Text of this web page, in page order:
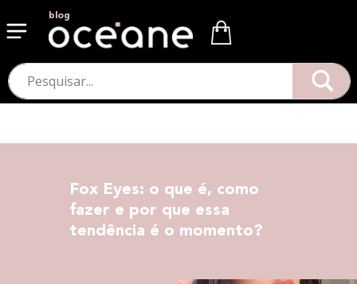
blog
Fox Eyes: o que é, como
fazer e por que essa
tendência é o momento?